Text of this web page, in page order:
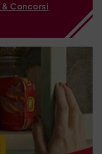
Concorsi